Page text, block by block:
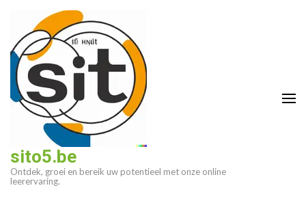
inhoud
(druk
enter)
sito5.be
Ontdek, groei en bereik uw potentieel met onze online
leerervaring.